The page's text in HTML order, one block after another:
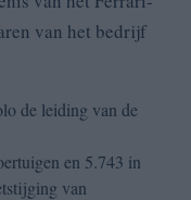
van het bedrijf
de leiding van de
en 5.743 in
van